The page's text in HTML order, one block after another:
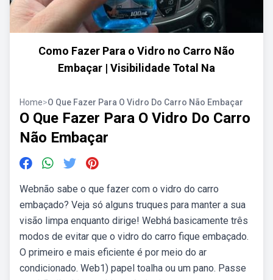
Como Fazer Para o Vidro no Carro Não
Embaçar | Visibilidade Total Na
Home>O Que Fazer Para O Vidro Do Carro Não Embaçar
O Que Fazer Para O Vidro Do Carro
Não Embaçar
Webnão sabe o que fazer com o vidro do carro
embaçado? Veja só alguns truques para manter a sua
visão limpa enquanto dirige! Webhá basicamente três
modos de evitar que o vidro do carro fique embaçado.
O primeiro e mais eficiente é por meio do ar
condicionado. Web1) papel toalha ou um pano. Passe